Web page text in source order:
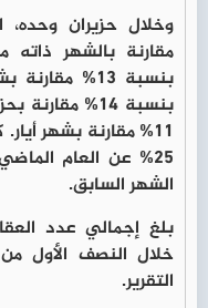
مقارنة بالشهر ذاته
بنسبة 13%
11% مقارنة بشهر
الشهر السابق.
بلغ إجمالي عدد
التقرير.